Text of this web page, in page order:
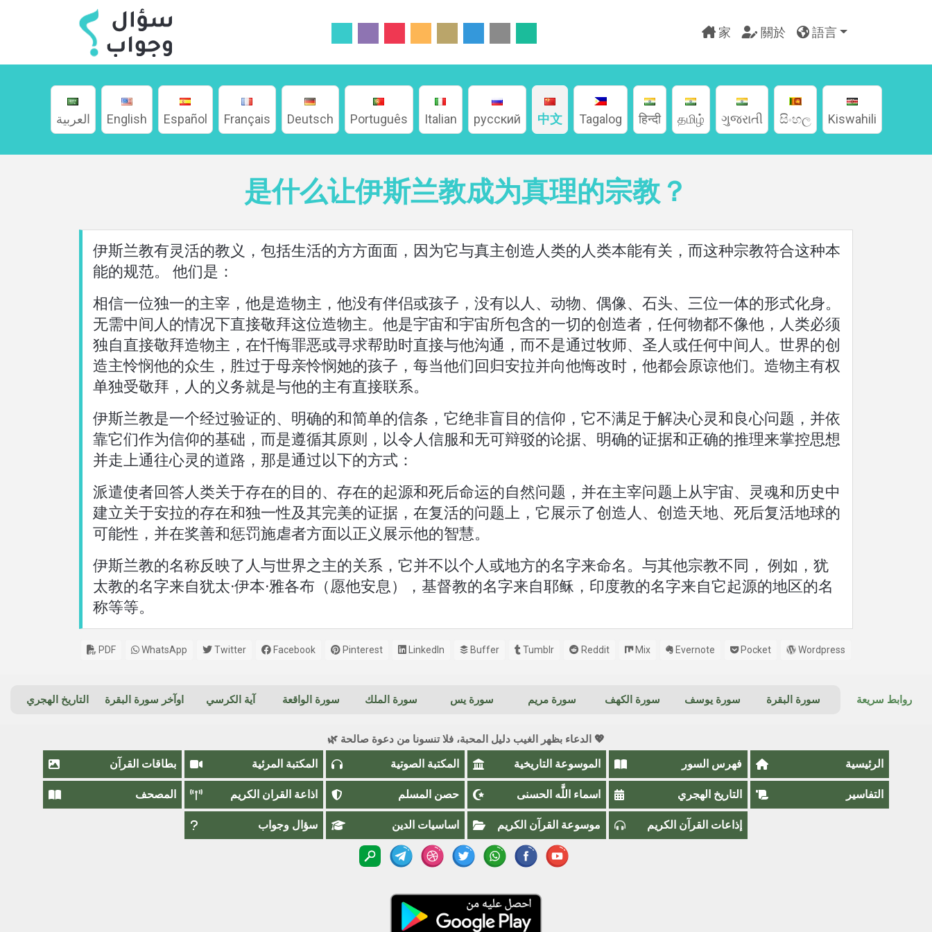
家 關於 語言
العربية English Español Français Deutsch Português Italian русский 中文 Tagalog हिन्दी தமிழ் ગુજરાતી සිංහල Kiswahili
是什么让伊斯兰教成为真理的宗教？
伊斯兰教有灵活的教义，包括生活的方方面面，因为它与真主创造人类的人类本能有关，而这种宗教符合这种本
能的规范。 他们是：
相信一位独一的主宰，他是造物主，他没有伴侣或孩子，没有以人、动物、偶像、石头、三位一体的形式化身。
无需中间人的情况下直接敬拜这位造物主。他是宇宙和宇宙所包含的一切的创造者，任何物都不像他，人类必须
独自直接敬拜造物主，在忏悔罪恶或寻求帮助时直接与他沟通，而不是通过牧师、圣人或任何中间人。世界的创
造主怜悯他的众生，胜过于母亲怜悯她的孩子，每当他们回归安拉并向他悔改时，他都会原谅他们。造物主有权
单独受敬拜，人的义务就是与他的主有直接联系。
伊斯兰教是一个经过验证的、明确的和简单的信条，它绝非盲目的信仰，它不满足于解决心灵和良心问题，并依
靠它们作为信仰的基础，而是遵循其原则，以令人信服和无可辩驳的论据、明确的证据和正确的推理来掌控思想
并走上通往心灵的道路，那是通过以下的方式：
派遣使者回答人类关于存在的目的、存在的起源和死后命运的自然问题，并在主宰问题上从宇宙、灵魂和历史中
建立关于安拉的存在和独一性及其完美的证据，在复活的问题上，它展示了创造人、创造天地、死后复活地球的
可能性，并在奖善和惩罚施虐者方面以正义展示他的智慧。
伊斯兰教的名称反映了人与世界之主的关系，它并不以个人或地方的名字来命名。与其他宗教不同， 例如，犹
太教的名字来自犹太·伊本·雅各布（愿他安息），基督教的名字来自耶稣，印度教的名字来自它起源的地区的名
称等等。
PDF WhatsApp Twitter Facebook Pinterest LinkedIn Buffer Tumblr Reddit Mix Evernote Pocket Wordpress
روابط سريعة سورة البقرة سورة يوسف سورة الكهف سورة مريم سورة يس سورة الملك سورة الواقعة آية الكرسي اوآخر سورة البقرة التاريخ الهجري
💖 الدعاء بظهر الغيب دليل المحبة، فلا تنسونا من دعوة صالحة 🌿
الرئيسية فهرس السور الموسوعة التاريخية المكتبة الصوتية المكتبة المرئية بطاقات القرآن
التفاسير التاريخ الهجري اسماء اللَّٰه الحسنى حصن المسلم اذاعة القران الكريم المصحف
إذاعات القرآن الكريم موسوعة القرآن الكريم اساسيات الدين سؤال وجواب